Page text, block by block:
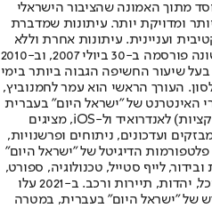
מתוך האמונה שהציבור הישראלי
ומדויקת יותר. עיתונות שמדברת
ועניינית. עיתונות אחרת וללא
תשלום. המהדורה המודפסת הראשונה פורסמה ב-30 ביולי 2007, וב-2010
שיעור החשיפה הגבוה ביותר בימי
העורך הראשי הוא עמר לחמנוביץ,
האינטרנט של "ישראל היום" בעברית
ובאנגלית, כמו כן היישומונים (אפליקציות) לאנדרואיד ול-iOS, מציגים
ועדכונים, ניתוחים ופרשנויות,
פלטפורמות הדיגיטל של "ישראל היום"
לייף סטייל, טכנולוגיה, ספורט,
כלכלה וצרכנות, בריאות, חיילים, אוכל, יהדות, תיירות ורכב. ב-2021 עלו
של "ישראל היום" בעברית, במטרה